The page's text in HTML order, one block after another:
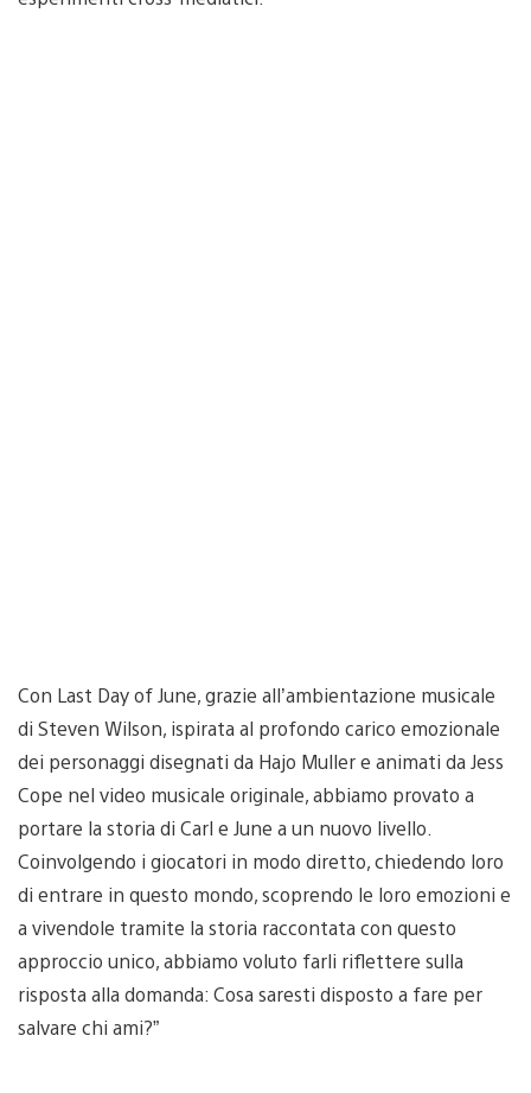
Con Last Day of June, grazie all’ambientazione musicale
di Steven Wilson, ispirata al profondo carico emozionale
dei personaggi disegnati da Hajo Muller e animati da Jess
Cope nel video musicale originale, abbiamo provato a
portare la storia di Carl e June a un nuovo livello.
Coinvolgendo i giocatori in modo diretto, chiedendo loro
di entrare in questo mondo, scoprendo le loro emozioni e
a vivendole tramite la storia raccontata con questo
approccio unico, abbiamo voluto farli riflettere sulla
risposta alla domanda: Cosa saresti disposto a fare per
salvare chi ami?”